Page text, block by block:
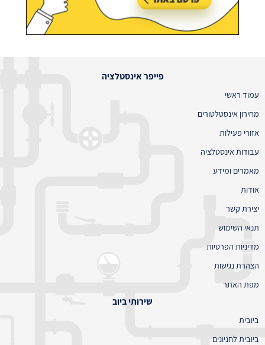
פייפר אינסטלציה
עמוד ראשי
מחירון אינסטלטורים
אזורי פעילות
עבודות אינסטלציה
מאמרים ומידע
אודות
יצירת קשר
תנאי השימוש
מדיניות הפרטיות
הצהרת נגישות
מפת האתר
שירותי ביוב
ביובית
ביובית לחניונים